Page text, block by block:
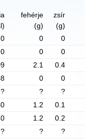
fehérje
(g)
zsír
(g)
0 0
0
0 0
0
2.1
0.4
0
0
? ?
?
1.2
0.1
1.2
0.2
? ?
?